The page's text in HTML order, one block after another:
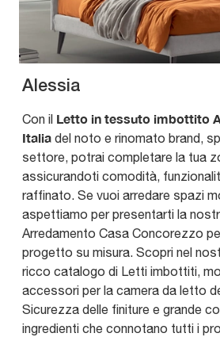
Alessia
Con il Letto in tessuto imbottito
Italia del noto e rinomato brand,
settore, potrai completare la tua
assicurandoti comodità,
raffinato. Se vuoi arredare spazi
aspettiamo per presentarti la
Arredamento Casa Concorezzo
progetto su misura. Scopri nel
ricco catalogo di Letti imbottiti,
accessori per la camera da letto
Sicurezza delle finiture e grande
ingredienti che connotano tutti i